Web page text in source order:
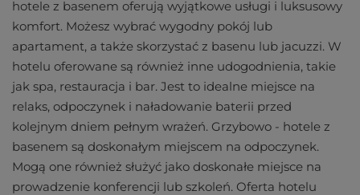
hotele z basenem oferują wyjątkowe usługi i luksusowy
komfort. Możesz wybrać wygodny pokój lub
apartament, a także skorzystać z basenu lub jacuzzi. W
hotelu oferowane są również inne udogodnienia, takie
jak spa, restauracja i bar. Jest to idealne miejsce na
relaks, odpoczynek i naładowanie baterii przed
kolejnym dniem pełnym wrażeń. Grzybowo - hotele z
basenem są doskonałym miejscem na odpoczynek.
Mogą one również służyć jako doskonałe miejsce na
prowadzenie konferencji lub szkoleń. Oferta hotelu